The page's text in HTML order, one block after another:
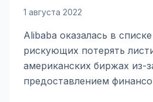
1 августа 2022
Alibaba оказалась в
рискующих потерять
американских биржах из-
предоставлением